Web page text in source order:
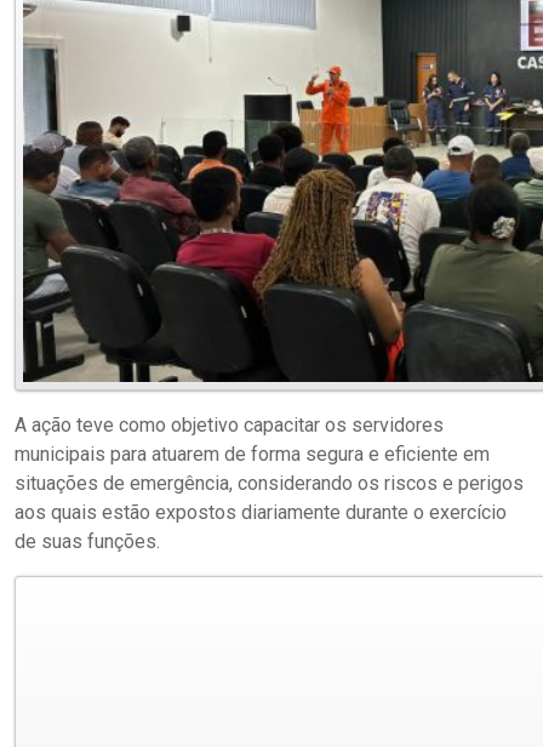
A ação teve como objetivo capacitar os servidores
municipais para atuarem de forma segura e eficiente em
situações de emergência, considerando os riscos e perigos
aos quais estão expostos diariamente durante o exercício
de suas funções.